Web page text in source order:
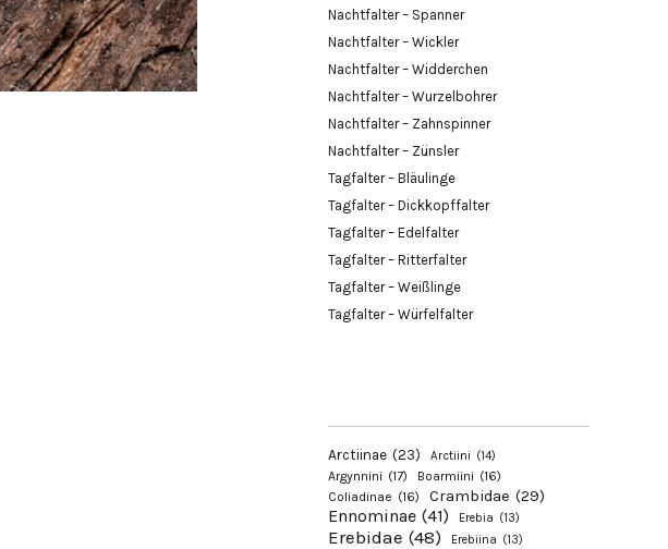
Nachtfalter – Spanner
Nachtfalter – Wickler
Nachtfalter – Widderchen
Nachtfalter – Wurzelbohrer
Nachtfalter – Zahnspinner
Nachtfalter – Zünsler
Tagfalter – Bläulinge
Tagfalter – Dickkopffalter
Tagfalter – Edelfalter
Tagfalter – Ritterfalter
Tagfalter – Weißlinge
Tagfalter – Würfelfalter
Arctiinae (23) Arctiini (14)
Argynnini (17) Boarmiini (16)
Coliadinae (16) Crambidae (29)
Ennominae (41) Erebia (13)
Erebidae (48) Erebiina (13)